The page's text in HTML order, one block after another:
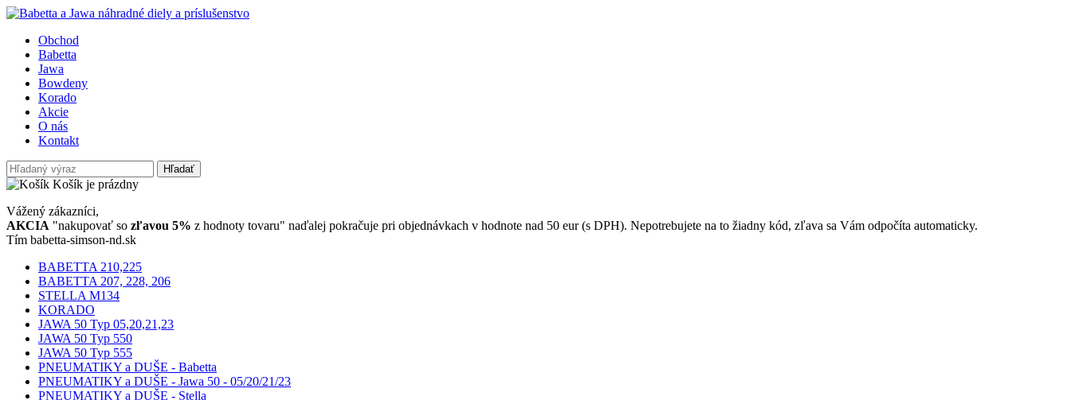
Obchod
Babetta
Jawa
Bowdeny
Korado
Akcie
O nás
Kontakt
Hľadať
Košík je prázdny
Vážený zákazníci,
AKCIA "nakupovať so zľavou 5% z hodnoty tovaru" naďalej pokračuje pri objednávkach v hodnote nad 50 eur (s DPH). Nepotrebujete na to žiadny kód, zľava sa Vám odpočíta automaticky.
Tím babetta-simson-nd.sk
BABETTA 210,225
BABETTA 207, 228, 206
STELLA M134
KORADO
JAWA 50 Typ 05,20,21,23
JAWA 50 Typ 550
JAWA 50 Typ 555
PNEUMATIKY a DUŠE - Babetta
PNEUMATIKY a DUŠE - Jawa 50 - 05/20/21/23
PNEUMATIKY a DUŠE - Stella